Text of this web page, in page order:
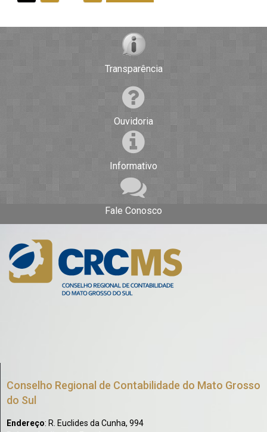
Transparência
Ouvidoria
Informativo
Fale Conosco
Conselho Regional de Contabilidade do Mato Grosso
do Sul
Endereço: R. Euclides da Cunha, 994